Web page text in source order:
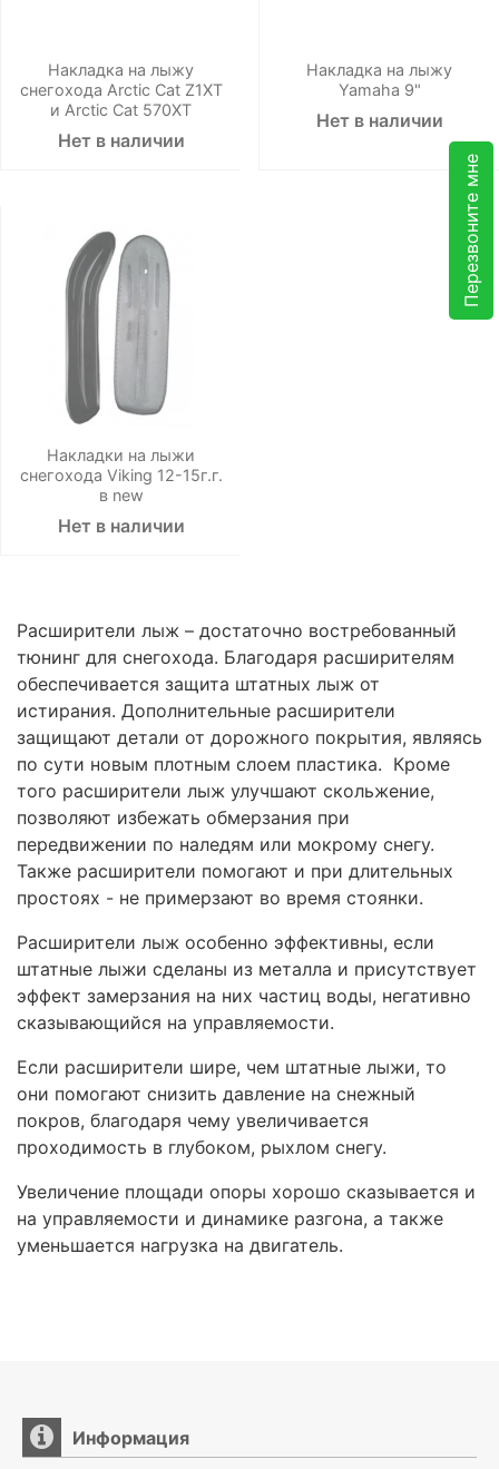
Перезвоните мне
Накладка на лыжу
снегохода Arctic Cat Z1XT
и Arctic Cat 570XT
Нет в наличии
Накладка на лыжу
Yamaha 9"
Нет в наличии
Накладки на лыжи
снегохода Viking 12-15г.г.
в new
Нет в наличии
Расширители лыж – достаточно востребованный
тюнинг для снегохода. Благодаря расширителям
обеспечивается защита штатных лыж от
истирания. Дополнительные расширители
защищают детали от дорожного покрытия, являясь
по сути новым плотным слоем пластика. Кроме
того расширители лыж улучшают скольжение,
позволяют избежать обмерзания при
передвижении по наледям или мокрому снегу.
Также расширители помогают и при длительных
простоях - не примерзают во время стоянки.
Расширители лыж особенно эффективны, если
штатные лыжи сделаны из металла и присутствует
эффект замерзания на них частиц воды, негативно
сказывающийся на управляемости.
Если расширители шире, чем штатные лыжи, то
они помогают снизить давление на снежный
покров, благодаря чему увеличивается
проходимость в глубоком, рыхлом снегу.
Увеличение площади опоры хорошо сказывается и
на управляемости и динамике разгона, а также
уменьшается нагрузка на двигатель.
Информация